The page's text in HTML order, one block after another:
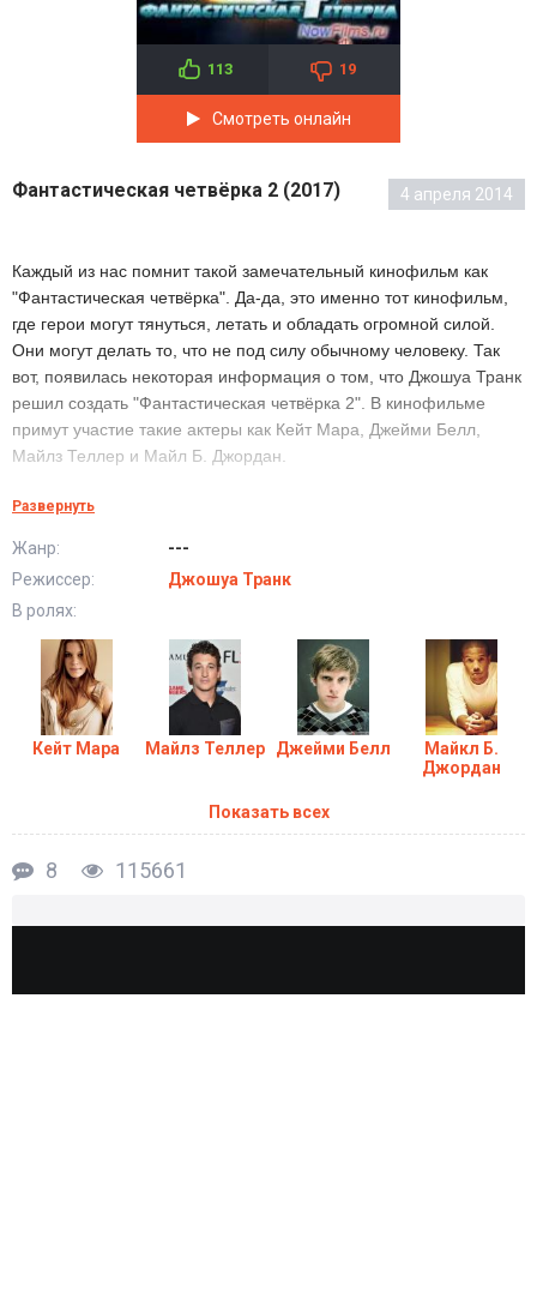
113 19
Смотреть онлайн
Фантастическая четвёрка 2 (2017) 4 апреля 2014
Каждый из нас помнит такой замечательный кинофильм как
"Фантастическая четвёрка". Да-да, это именно тот кинофильм,
где герои могут тянуться, летать и обладать огромной силой.
Они могут делать то, что не под силу обычному человеку. Так
вот, появилась некоторая информация о том, что Джошуа Транк
решил создать "Фантастическая четвёрка 2". В кинофильме
примут участие такие актеры как Кейт Мара, Джейми Белл,
Майлз Теллер и Майл Б. Джордан.
Премьера кинофильма "
Развернуть
Жанр:
---
Режиссер:
Джошуа Транк
В ролях:
Кейт Мара Майлз Теллер Джейми Белл
Майкл Б.
Джордан
Показать всех
8 115661